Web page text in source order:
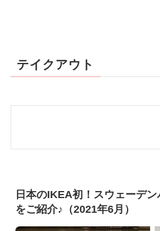
テイクアウト
日本のIKEA初！スウェーデ
をご紹介♪（2021年6月）